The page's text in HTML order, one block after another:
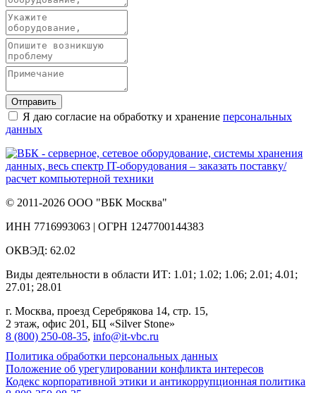
Отправить
Я даю согласие на обработку и хранение персональных
данных
© 2011-2026 ООО "ВБК Москва"
ИНН 7716993063 | ОГРН 1247700144383
ОКВЭД: 62.02
Виды деятельности в области ИТ: 1.01; 1.02; 1.06; 2.01; 4.01;
27.01; 28.01
г. Москва, проезд Серебрякова 14, стр. 15,
2 этаж, офис 201, БЦ «Silver Stone»
8 (800) 250‑08‑35, info@it‑vbc.ru
Политика обработки персональных данных
Положение об урегулировании конфликта интересов
Кодекс корпоративной этики и антикоррупционная политика